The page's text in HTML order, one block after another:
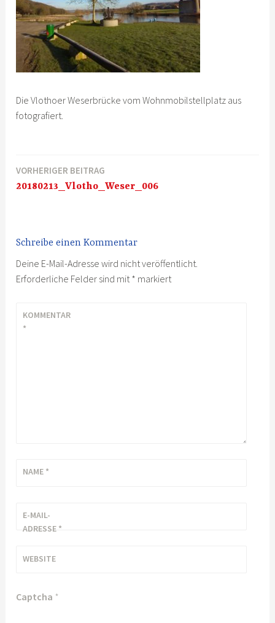
Die Vlothoer Weserbrücke vom Wohnmobilstellplatz aus
fotografiert.
Beitragsnavigation
VORHERIGER BEITRAG
20180213_Vlotho_Weser_006
Schreibe einen Kommentar
Deine E-Mail-Adresse wird nicht veröffentlicht.
Erforderliche Felder sind mit* markiert
KOMMENTAR
*
NAME *
E-MAIL-
ADRESSE *
WEBSITE
Captcha *